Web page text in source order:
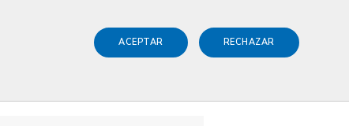
ACEPTAR RECHAZAR